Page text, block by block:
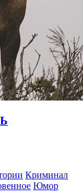
Криминал
Юмор